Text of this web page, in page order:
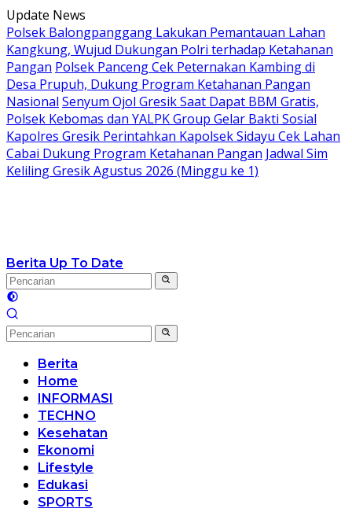
Langsung
ke
konten
Update News
Polsek Balongpanggang Lakukan Pemantauan Lahan
Kangkung, Wujud Dukungan Polri terhadap Ketahanan
Pangan Polsek Panceng Cek Peternakan Kambing di
Desa Prupuh, Dukung Program Ketahanan Pangan
Nasional Senyum Ojol Gresik Saat Dapat BBM Gratis,
Polsek Kebomas dan YALPK Group Gelar Bakti Sosial
Kapolres Gresik Perintahkan Kapolsek Sidayu Cek Lahan
Cabai Dukung Program Ketahanan Pangan Jadwal Sim
Keliling Gresik Agustus 2026 (Minggu ke 1)
Berita Up To Date
Berita
Home
INFORMASI
TECHNO
Kesehatan
Ekonomi
Lifestyle
Edukasi
SPORTS